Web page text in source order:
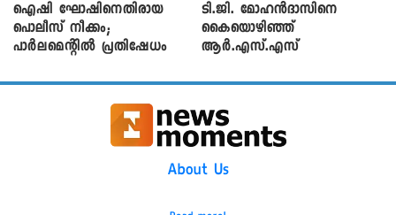
ഐഷി ഘോഷിനെതിരായ
പൊലീസ് നീക്കം;
പാര്‍ലമെന്റിൽ പ്രതിഷേധം
ടി.ജി. മോഹൻദാസിനെ
കൈയൊഴിഞ്ഞ്
ആർ.എസ്.എസ്
About Us